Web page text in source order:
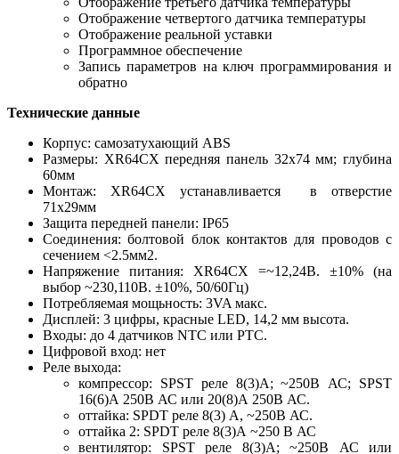
Отображение четвертого датчика температуры
Отображение реальной уставки
Программное обеспечение
Запись параметров на ключ программирования и
обратно
Технические данные
Корпус: самозатухающий ABS
Размеры: XR64CХ передняя панель 32x74 мм; глубина
60мм
Монтаж: XR64СХ устанавливается в отверстие
71х29мм
Защита передней панели: IP65
Соединения: болтовой блок контактов для проводов с
сечением <2.5мм2.
Напряжение питания: XR64CХ =~12,24В. ±10% (на
выбор ~230,110B. ±10%, 50/60Гц)
Потребляемая мощьность: 3VA макс.
Дисплей: 3 цифры, красные LED, 14,2 мм высота.
Входы: до 4 датчиков NTC или PTC.
Цифровой вход: нет
Реле выхода:
компрессор: SPST реле 8(3)A; ~250B АС; SPST
16(6)А 250В АС или 20(8)А 250В АС.
оттайка: SPDT реле 8(3) A, ~250B АС.
оттайка 2: SPDT реле 8(3)А ~250 В АС
вентилятор: SPST реле 8(3)A; ~250B АС или